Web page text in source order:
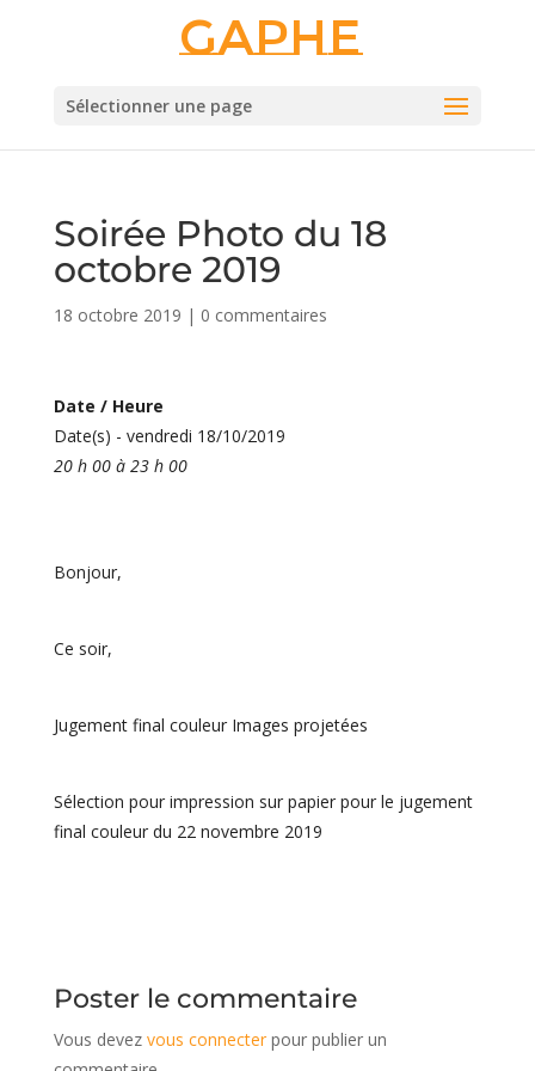
Gaphe
Sélectionner une page
Soirée Photo du 18
octobre 2019
18 octobre 2019 | 0 commentaires
Date / Heure
Date(s) - vendredi 18/10/2019
20 h 00 à 23 h 00
Bonjour,
Ce soir,
Jugement final couleur Images projetées
Sélection pour impression sur papier pour le jugement
final couleur du 22 novembre 2019
Poster le commentaire
Vous devez vous connecterpour publier un